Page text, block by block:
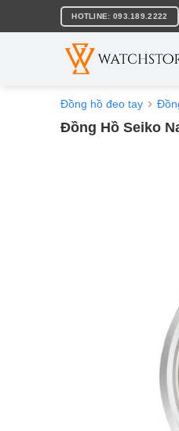
nội
HOTLINE: 093.189.2222
Đồng hồ đeo tay
Đồng Hồ Seiko